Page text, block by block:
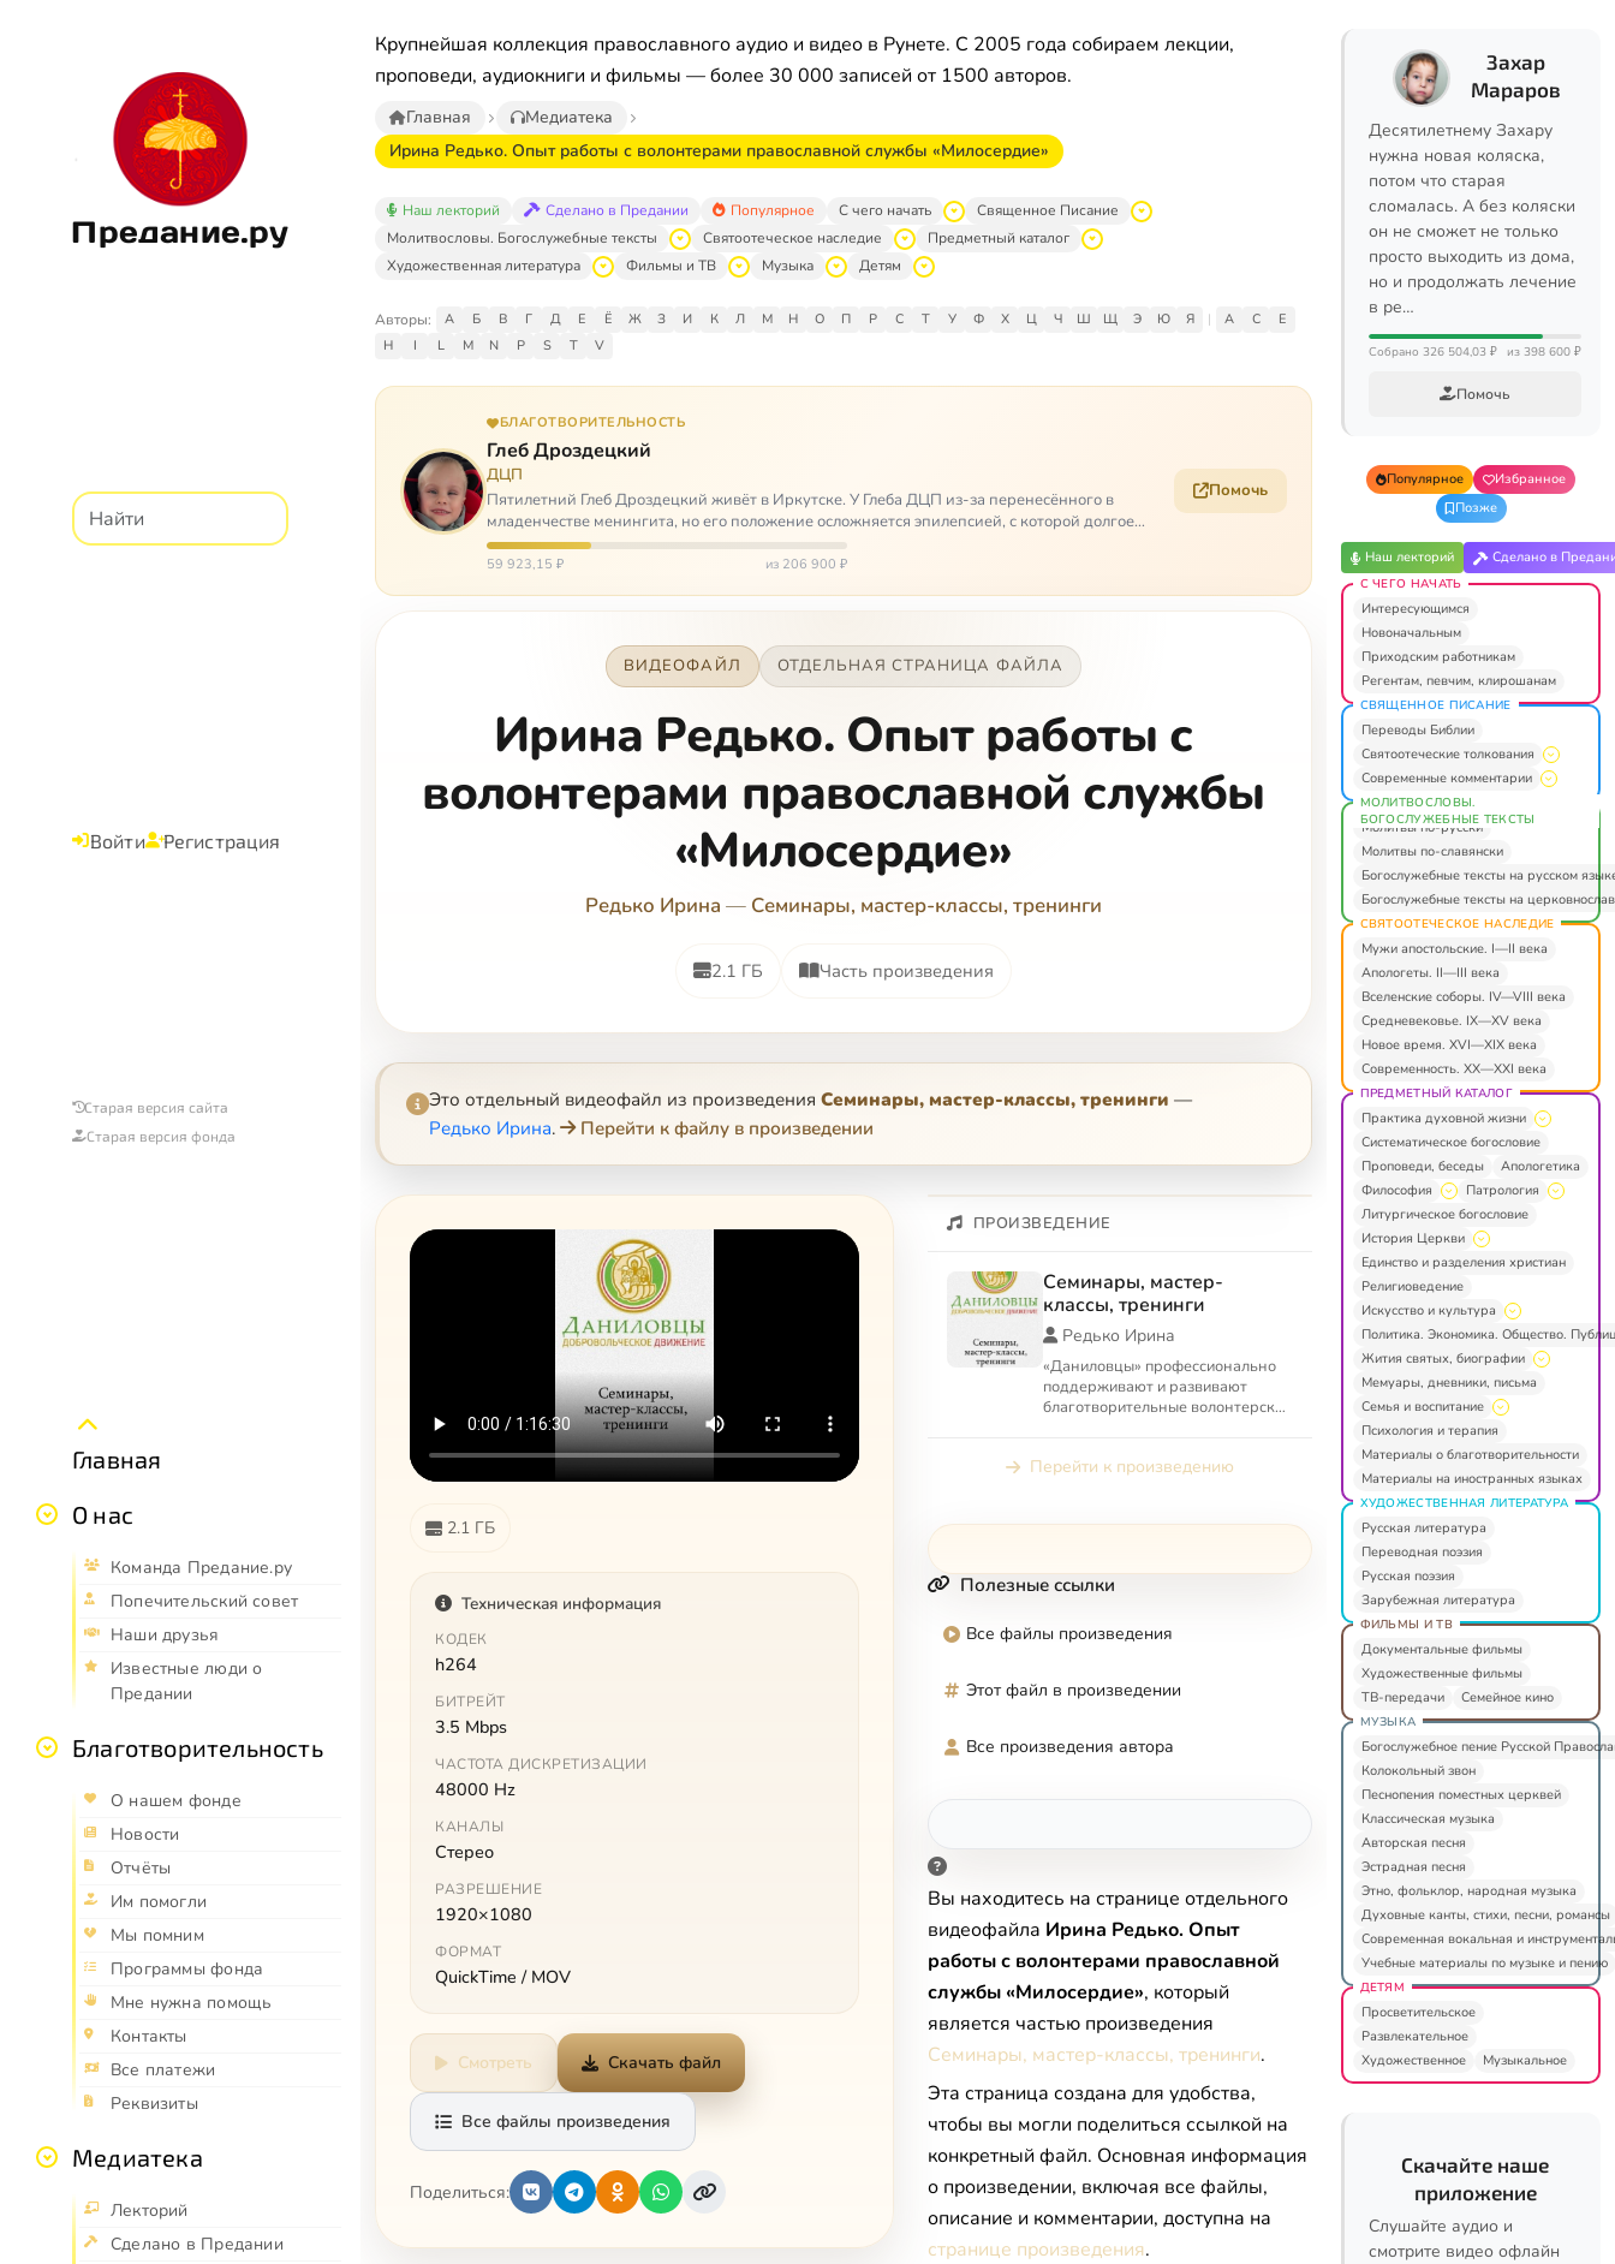
Предание.ру
Войти Регистрация
Старая версия сайта
Старая версия фонда
Главная
О нас
Команда Предание.ру
Попечительский совет
Наши друзья
Известные люди о
Предании
Благотворительность
О нашем фонде
Новости
Отчёты
Им помогли
Мы помним
Программы фонда
Мне нужна помощь
Контакты
Все платежи
Реквизиты
Медиатека
Лекторий
Сделано в Предании
Крупнейшая коллекция православного аудио и видео в Рунете. С 2005 года собираем лекции,
проповеди, аудиокниги и фильмы — более 30 000 записей от 1500 авторов.
Главная
Медиатека
Ирина Редько. Опыт работы с волонтерами православной службы «Милосердие»
Наш лекторий Сделано в Предании Популярное С чего начать
Священное Писание
Молитвословы. Богослужебные тексты
Святоотеческое наследие
Предметный каталог
Художественная литература
Фильмы и ТВ Музыка Детям
Авторы: А Б В Г Д Е Ё Ж З И К Л М Н О П Р С Т У Ф Х Ц Ч Ш Щ Э Ю Я | A C
E
H
I L M N P S T V
БЛАГОТВОРИТЕЛЬНОСТЬ
Глеб Дроздецкий
ДЦП
Пятилетний Глеб Дроздецкий живёт в Иркутске. У Глеба ДЦП из-за перенесённого в
младенчестве менингита, но его положение осложняется эпилепсией, с которой долгое
время была невозмож…
59 923,15 ₽ из 206 900 ₽
Помочь
ВИДЕОФАЙЛ ОТДЕЛЬНАЯ СТРАНИЦА ФАЙЛА
Ирина Редько. Опыт работы с
волонтерами православной службы
«Милосердие»
Редько Ирина — Семинары, мастер-классы, тренинги
2.1 ГБ Часть произведения
Это отдельный видеофайл из произведения Семинары, мастер-классы, тренинги —
Редько Ирина. Перейти к файлу в произведении
2.1 ГБ
Техническая информация
КОДЕК
h264
БИТРЕЙТ
3.5 Mbps
ЧАСТОТА ДИСКРЕТИЗАЦИИ
48000 Hz
КАНАЛЫ
Стерео
РАЗРЕШЕНИЕ
1920×1080
ФОРМАТ
QuickTime / MOV
Смотреть Скачать файл
Все файлы произведения
Поделиться:
ПРОИЗВЕДЕНИЕ
Семинары, мастер-
классы, тренинги
Редько Ирина
«Даниловцы» профессионально
поддерживают и развивают
благотворительные волонтерские
Перейти к произведению
Полезные ссылки
Все файлы произведения
Этот файл в произведении
Все произведения автора
Вы находитесь на странице отдельного
видеофайла Ирина Редько. Опыт
работы с волонтерами православной
службы «Милосердие», который
является частью произведения
Семинары, мастер-классы, тренинги.
Эта страница создана для удобства,
чтобы вы могли поделиться ссылкой на
конкретный файл. Основная информация
о произведении, включая все файлы,
описание и комментарии, доступна на
странице произведения.
Захар
Мараров
Десятилетнему Захару
нужна новая коляска,
потом что старая
сломалась. А без коляски
он не сможет не только
просто выходить из дома,
но и продолжать лечение
в ре…
Собрано 326 504,03 ₽ из 398 600 ₽
Помочь
Популярное
Избранное
Позже
Наш лекторий Сделано в
С ЧЕГО НАЧАТЬ
Интересующимся
Новоначальным
Приходским работникам
Регентам, певчим, клирошанам
СВЯЩЕННОЕ ПИСАНИЕ
Переводы Библии
Святоотеческие толкования
Современные комментарии
МОЛИТВОСЛОВЫ.
БОГОСЛУЖЕБНЫЕ ТЕКСТЫ
Молитвы по-русски
Молитвы по-славянски
Богослужебные тексты на русском
Богослужебные тексты на
СВЯТООТЕЧЕСКОЕ НАСЛЕДИЕ
Мужи апостольские. I—II века
Апологеты. II—III века
Вселенские соборы. IV—VIII века
Средневековье. IX—XV века
Новое время. XVI—XIX века
Современность. XX—XXI века
ПРЕДМЕТНЫЙ КАТАЛОГ
Практика духовной жизни
Систематическое богословие
Проповеди, беседы
Апологетика
Философия
Патрология
Литургическое богословие
История Церкви
Единство и разделения христиан
Религиоведение
Искусство и культура
Политика. Экономика. Общество.
Жития святых, биографии
Мемуары, дневники, письма
Семья и воспитание
Психология и терапия
Материалы о благотворительности
Материалы на иностранных языках
ХУДОЖЕСТВЕННАЯ ЛИТЕРАТУРА
Русская литература
Переводная поэзия
Русская поэзия
Зарубежная литература
ФИЛЬМЫ И ТВ
Документальные фильмы
Художественные фильмы
ТВ-передачи
Семейное кино
МУЗЫКА
Богослужебное пение Русской
Колокольный звон
Песнопения поместных церквей
Классическая музыка
Авторская песня
Эстрадная песня
Этно, фольклор, народная музыка
Духовные канты, стихи, песни, романсы
Современная вокальная и
Учебные материалы по музыке и пению
ДЕТЯМ
Просветительское
Развлекательное
Художественное
Музыкальное
Скачайте наше
приложение
Слушайте аудио и
смотрите видео офлайн